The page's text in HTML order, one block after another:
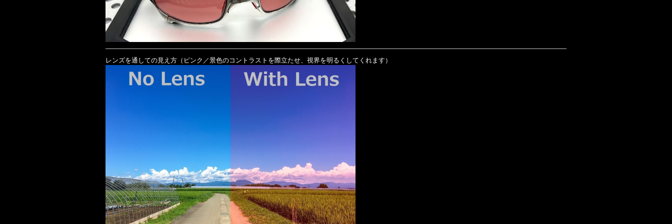
レンズを通しての見え方（ピンク／景色のコントラストを際立たせ、視界を明るくしてくれます）